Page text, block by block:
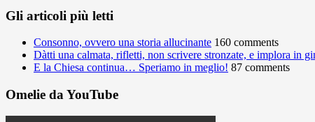
Gli articoli più letti
Consonno, ovvero una storia allucinante 160 comments
Dàtti una calmata, rifletti, non scrivere stronzate, e implora in
E la Chiesa continua… Speriamo in meglio! 87 comments
Omelie da YouTube